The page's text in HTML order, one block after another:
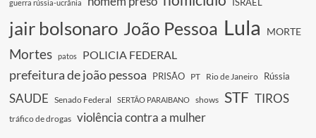
guerra rússia-ucrânia
jair bolsonaro João Pessoa Lula MORTE
Mortes patos POLICIA FEDERAL
prefeitura de joão pessoa PRISÃO PT Rio de Janeiro Rússia
SAUDE Senado Federal SERTÃO PARAIBANO shows STF TIROS
tráfico de drogas violência contra a mulher